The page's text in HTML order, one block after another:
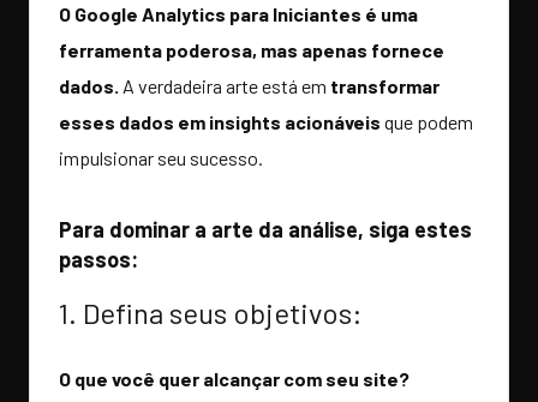
O Google Analytics para Iniciantes é uma
ferramenta poderosa, mas apenas fornece
dados. A verdadeira arte está em transformar
esses dados em insights acionáveis que podem
impulsionar seu sucesso.
Para dominar a arte da análise, siga estes
passos:
1. Defina seus objetivos:
O que você quer alcançar com seu site?